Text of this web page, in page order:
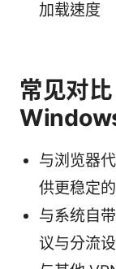
加载速度
常见对
与浏览器
供更稳定
与系统自
议与分流